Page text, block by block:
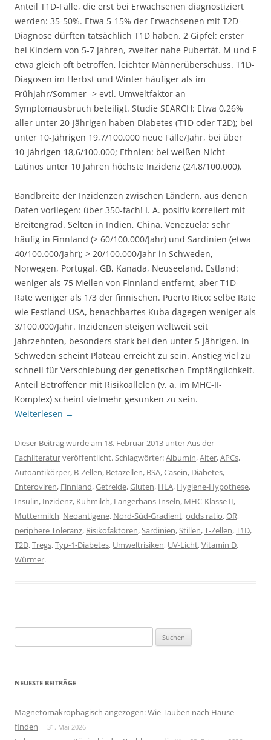
Anteil T1D-Fälle, die erst bei Erwachsenen diagnostiziert
werden: 35-50%. Etwa 5-15% der Erwachsenen mit T2D-
Diagnose dürften tatsächlich T1D haben. 2 Gipfel: erster
bei Kindern von 5-7 Jahren, zweiter nahe Pubertät. M und F
etwa gleich oft betroffen, leichter Männerüberschuss. T1D-
Diagosen im Herbst und Winter häufiger als im
Frühjahr/Sommer -> evtl. Umweltfaktor an
Symptomausbruch beteiligt. Studie SEARCH: Etwa 0,26%
aller unter 20-Jährigen haben Diabetes (T1D oder T2D); bei
unter 10-Jährigen 19,7/100.000 neue Fälle/Jahr, bei über
10-Jährigen 18,6/100.000; Ethnien: bei weißen Nicht-
Latinos unter 10 Jahren höchste Inzidenz (24,8/100.000).
Bandbreite der Inzidenzen zwischen Ländern, aus denen
Daten vorliegen: über 350-fach! I. A. positiv korreliert mit
Breitengrad. Selten in Indien, China, Venezuela; sehr
häufig in Finnland (> 60/100.000/Jahr) und Sardinien (etwa
40/100.000/Jahr); > 20/100.000/Jahr in Schweden,
Norwegen, Portugal, GB, Kanada, Neuseeland. Estland:
weniger als 75 Meilen von Finnland entfernt, aber T1D-
Rate weniger als 1/3 der finnischen. Puerto Rico: selbe Rate
wie Festland-USA, benachbartes Kuba dagegen weniger als
3/100.000/Jahr. Inzidenzen steigen weltweit seit
Jahrzehnten, besonders stark bei den unter 5-Jährigen. In
Schweden scheint Plateau erreicht zu sein. Anstieg viel zu
schnell für Verschiebung der genetischen Empfänglichkeit.
Anteil Betroffener mit Risikoallelen (v. a. im MHC-II-
Komplex) scheint vielmehr gesunken zu sein.
Weiterlesen →
Dieser Beitrag wurde am 18. Februar 2013 unterAus der
Fachliteraturveröffentlicht. Schlagwörter:Albumin,Alter,APCs,
Autoantikörper, B-Zellen, Betazellen, BSA,Casein, Diabetes,
Enteroviren, Finnland,Getreide,Gluten, HLA, Hygiene-Hypothese,
Insulin, Inzidenz, Kuhmilch, Langerhans-Inseln, MHC-Klasse II,
Muttermilch, Neoantigene, Nord-Süd-Gradient,odds ratio,OR,
periphere Toleranz, Risikofaktoren,Sardinien,Stillen,T-Zellen,T1D,
T2D,Tregs,Typ-1-Diabetes, Umweltrisiken, UV-Licht,Vitamin D,
Würmer.
nach:
NEUESTE BEITRÄGE
Magnetomakrophagisch angezogen: Wie Tauben nach Hause
finden
31. Mai 2026